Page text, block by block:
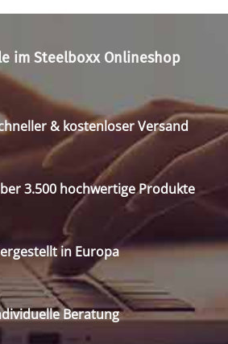
im Steelboxx Onlineshop
& kostenloser Versand
3.500 hochwertige Produkte
in Europa
Beratung